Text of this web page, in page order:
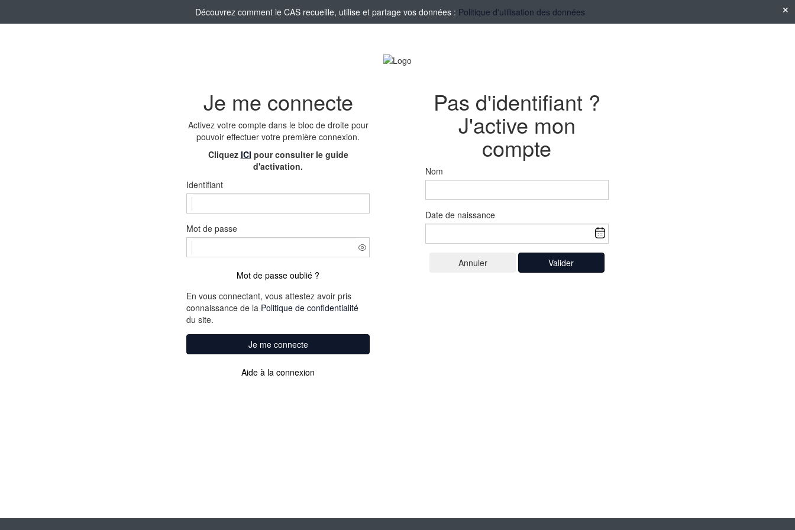
Découvrez comment le CAS recueille, utilise et partage vos données : Politique d'utilisation des données
Je me connecte
Activez votre compte dans le bloc de droite pour
pouvoir effectuer votre première connexion.
Cliquez ICI pour consulter le guide
d'activation.
Identifiant
Mot de passe
Mot de passe oublié ?
En vous connectant, vous attestez avoir pris
connaissance de la Politique de confidentialité
du site.
Je me connecte
Aide à la connexion
Pas d'identifiant ?
J'active mon
compte
Nom
Date de naissance
Valider